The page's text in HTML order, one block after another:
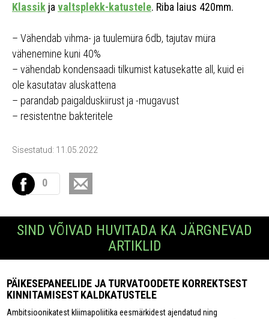
Klassik javaltsplekk-katustele. Riba laius 420mm.
– Vähendab vihma- ja tuulemüra 6db, tajutav müra
vähenemine kuni 40%
– vähendab kondensaadi tilkumist katusekatte all, kuid ei
ole kasutatav aluskattena
– parandab paigalduskiirust ja -mugavust
– resistentne bakteritele
Sisestatud: 11.05.2022
0
SIND VÕIVAD HUVITADA KA JÄRGNEVAD
ARTIKLID
PÄIKESEPANEELIDE JA TURVATOODETE KORREKTSEST
KINNITAMISEST KALDKATUSTELE
Ambitsioonikatest kliimapoliitika eesmärkidest ajendatud ning